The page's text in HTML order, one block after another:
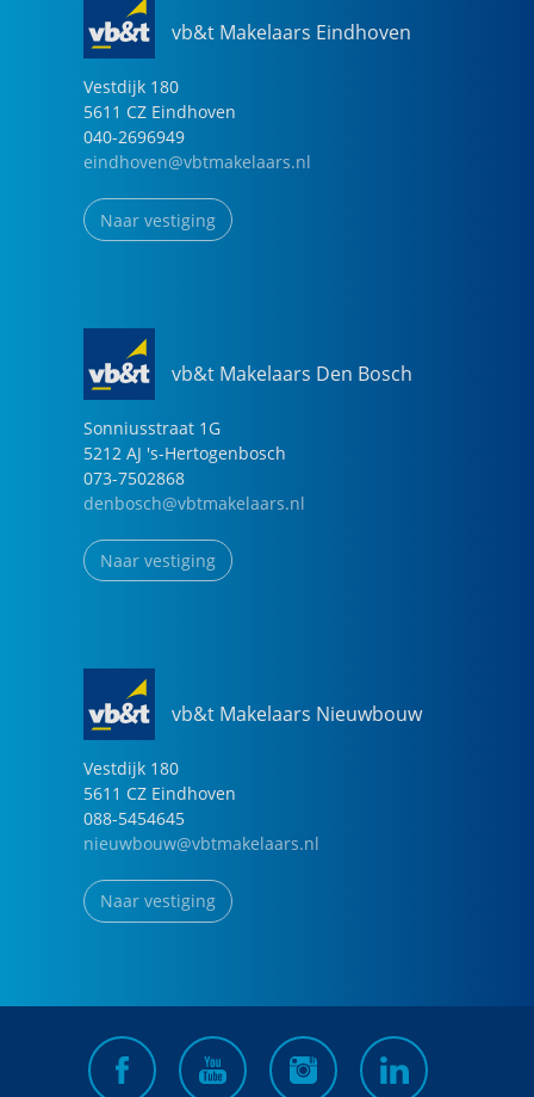
vb&t Makelaars Eindhoven
Vestdijk 180
5611 CZ Eindhoven
040-2696949
eindhoven@vbtmakelaars.nl
Naar vestiging
vb&t Makelaars Den Bosch
Sonniusstraat 1G
5212 AJ 's-Hertogenbosch
073-7502868
denbosch@vbtmakelaars.nl
Naar vestiging
vb&t Makelaars Nieuwbouw
Vestdijk 180
5611 CZ Eindhoven
088-5454645
nieuwbouw@vbtmakelaars.nl
Naar vestiging